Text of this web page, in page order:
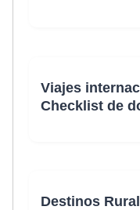
Viajes
Checklist de
Destinos